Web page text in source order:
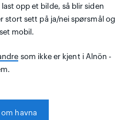
opp et bilde, så blir siden
stort sett på ja/nei spørsmål og
mobil.
som ikke er kjent i Alnön -
om havna